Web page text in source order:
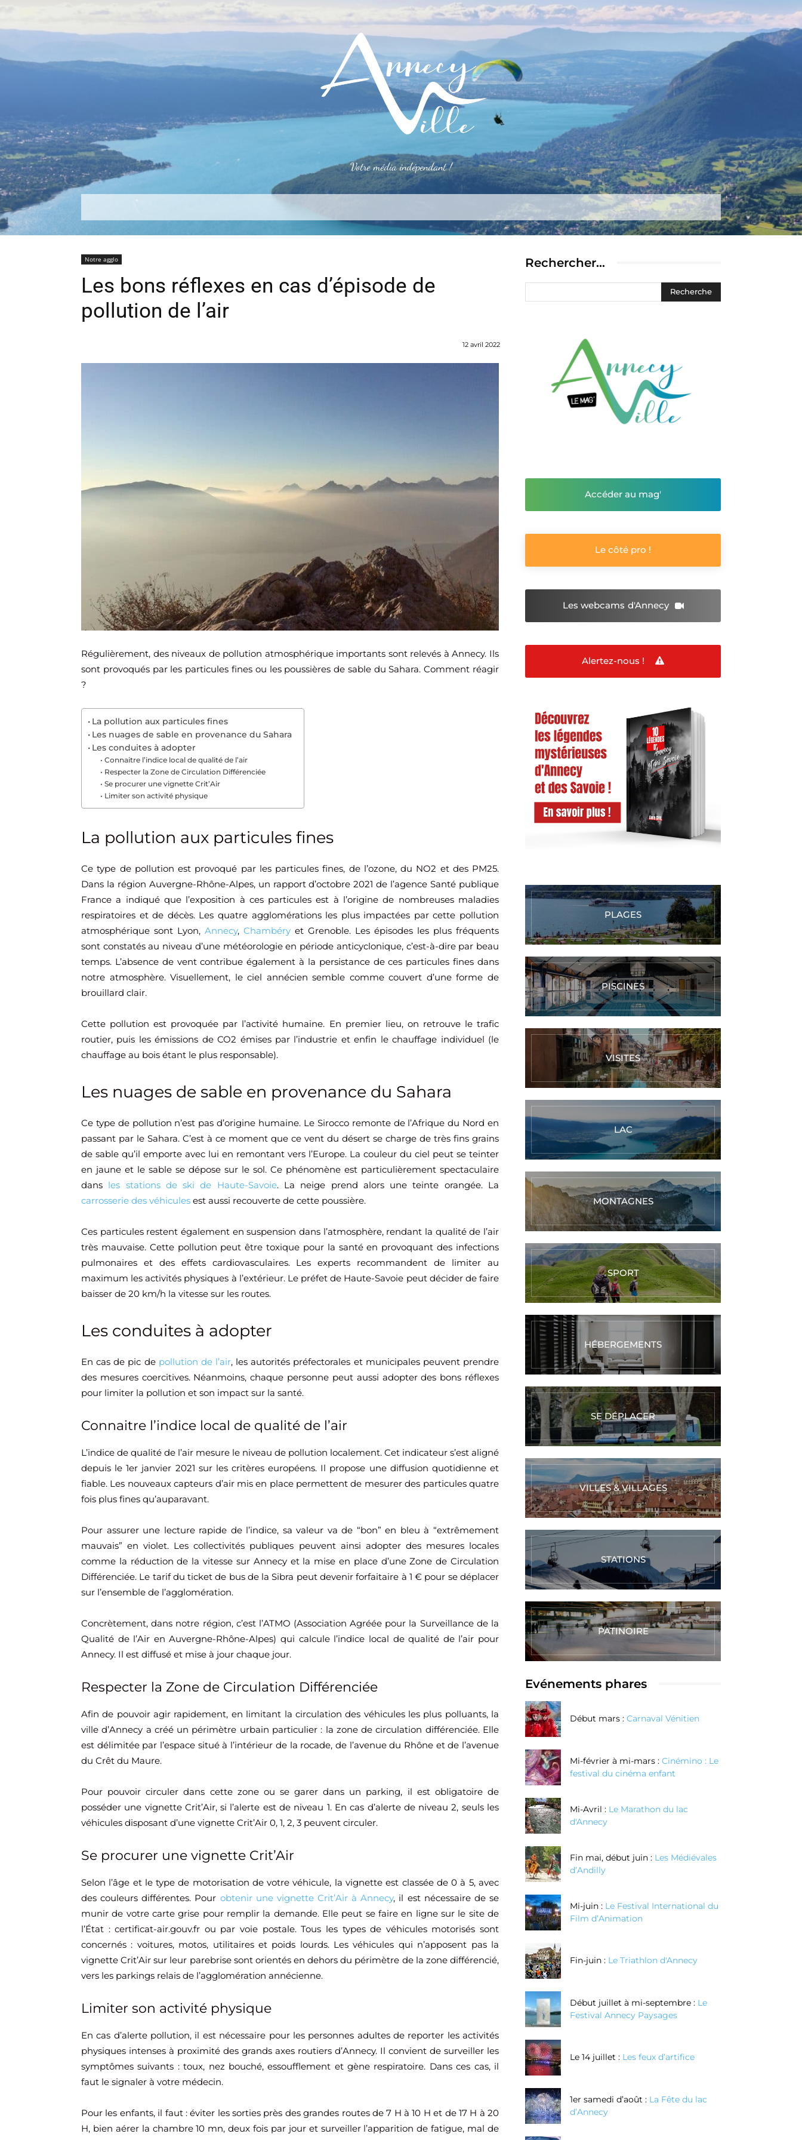
Votre média indépendant !
Alertez-nous Plus
Notre agglo
Les bons réflexes en cas d’épisode de
pollution de l’air
12 avril 2022
Régulièrement, des niveaux de pollution atmosphérique importants sont relevés à Annecy. Ils
sont provoqués par les particules fines ou les poussières de sable du Sahara. Comment réagir
?
La pollution aux particules fines
Les nuages de sable en provenance du Sahara
Les conduites à adopter
Connaitre l’indice local de qualité de l’air
Respecter la Zone de Circulation Différenciée
Se procurer une vignette Crit’Air
Limiter son activité physique
La pollution aux particules fines
Ce type de pollution est provoqué par les particules fines, de l’ozone, du NO2 et des PM25.
Dans la région Auvergne-Rhône-Alpes, un rapport d’octobre 2021 de l’agence Santé publique
France a indiqué que l’exposition à ces particules est à l’origine de nombreuses maladies
respiratoires et de décès. Les quatre agglomérations les plus impactées par cette pollution
atmosphérique sont Lyon, Annecy, Chambéry et Grenoble. Les épisodes les plus fréquents
sont constatés au niveau d’une météorologie en période anticyclonique, c’est-à-dire par beau
temps. L’absence de vent contribue également à la persistance de ces particules fines dans
notre atmosphère. Visuellement, le ciel annécien semble comme couvert d’une forme de
brouillard clair.
Cette pollution est provoquée par l’activité humaine. En premier lieu, on retrouve le trafic
routier, puis les émissions de CO2 émises par l’industrie et enfin le chauffage individuel (le
chauffage au bois étant le plus responsable).
Les nuages de sable en provenance du Sahara
Ce type de pollution n’est pas d’origine humaine. Le Sirocco remonte de l’Afrique du Nord en
passant par le Sahara. C’est à ce moment que ce vent du désert se charge de très fins grains
de sable qu’il emporte avec lui en remontant vers l’Europe. La couleur du ciel peut se teinter
en jaune et le sable se dépose sur le sol. Ce phénomène est particulièrement spectaculaire
dans les stations de ski de Haute-Savoie. La neige prend alors une teinte orangée. La
carrosserie des véhicules est aussi recouverte de cette poussière.
Ces particules restent également en suspension dans l’atmosphère, rendant la qualité de l’air
très mauvaise. Cette pollution peut être toxique pour la santé en provoquant des infections
pulmonaires et des effets cardiovasculaires. Les experts recommandent de limiter au
maximum les activités physiques à l’extérieur. Le préfet de Haute-Savoie peut décider de faire
baisser de 20 km/h la vitesse sur les routes.
Les conduites à adopter
En cas de pic de pollution de l’air, les autorités préfectorales et municipales peuvent prendre
des mesures coercitives. Néanmoins, chaque personne peut aussi adopter des bons réflexes
pour limiter la pollution et son impact sur la santé.
Connaitre l’indice local de qualité de l’air
L’indice de qualité de l’air mesure le niveau de pollution localement. Cet indicateur s’est aligné
depuis le 1er janvier 2021 sur les critères européens. Il propose une diffusion quotidienne et
fiable. Les nouveaux capteurs d’air mis en place permettent de mesurer des particules quatre
fois plus fines qu’auparavant.
Pour assurer une lecture rapide de l’indice, sa valeur va de “bon” en bleu à “extrêmement
mauvais” en violet. Les collectivités publiques peuvent ainsi adopter des mesures locales
comme la réduction de la vitesse sur Annecy et la mise en place d’une Zone de Circulation
Différenciée. Le tarif du ticket de bus de la Sibra peut devenir forfaitaire à 1 € pour se déplacer
sur l’ensemble de l’agglomération.
Concrètement, dans notre région, c’est l’ATMO (Association Agréée pour la Surveillance de la
Qualité de l’Air en Auvergne-Rhône-Alpes) qui calcule l’indice local de qualité de l’air pour
Annecy. Il est diffusé et mise à jour chaque jour.
Respecter la Zone de Circulation Différenciée
Afin de pouvoir agir rapidement, en limitant la circulation des véhicules les plus polluants, la
ville d’Annecy a créé un périmètre urbain particulier : la zone de circulation différenciée. Elle
est délimitée par l’espace situé à l’intérieur de la rocade, de l’avenue du Rhône et de l’avenue
du Crêt du Maure.
Pour pouvoir circuler dans cette zone ou se garer dans un parking, il est obligatoire de
posséder une vignette Crit’Air, si l’alerte est de niveau 1. En cas d’alerte de niveau 2, seuls les
véhicules disposant d’une vignette Crit’Air 0, 1, 2, 3 peuvent circuler.
Se procurer une vignette Crit’Air
Selon l’âge et le type de motorisation de votre véhicule, la vignette est classée de 0 à 5, avec
des couleurs différentes. Pour obtenir une vignette Crit’Air à Annecy, il est nécessaire de se
munir de votre carte grise pour remplir la demande. Elle peut se faire en ligne sur le site de
l’État : certificat-air.gouv.fr ou par voie postale. Tous les types de véhicules motorisés sont
concernés : voitures, motos, utilitaires et poids lourds. Les véhicules qui n’apposent pas la
vignette Crit’Air sur leur parebrise sont orientés en dehors du périmètre de la zone différencié,
vers les parkings relais de l’agglomération annécienne.
Limiter son activité physique
En cas d’alerte pollution, il est nécessaire pour les personnes adultes de reporter les activités
physiques intenses à proximité des grands axes routiers d’Annecy. Il convient de surveiller les
symptômes suivants : toux, nez bouché, essoufflement et gène respiratoire. Dans ces cas, il
faut le signaler à votre médecin.
Pour les enfants, il faut : éviter les sorties près des grandes routes de 7 H à 10 H et de 17 H à 20
H, bien aérer la chambre 10 mn, deux fois par jour et surveiller l’apparition de fatigue, mal de
Rechercher…
Accéder au mag'
Le côté pro !
Les webcams d'Annecy
Alertez-nous !
PLAGES
PISCINES
VISITES
LAC
MONTAGNES
SPORT
HÉBERGEMENTS
SE DÉPLACER
VILLES & VILLAGES
STATIONS
PATINOIRE
Evénements phares
Début mars : Carnaval Vénitien
Mi-février à mi-mars : Cinémino : Le
festival du cinéma enfant
Mi-Avril : Le Marathon du lac
d'Annecy
Fin mai, début juin : Les Médiévales
d’Andilly
Mi-juin : Le Festival International du
Film d’Animation
Fin-juin : Le Triathlon d'Annecy
Début juillet à mi-septembre : Le
Festival Annecy Paysages
Le 14 juillet : Les feux d’artifice
1er samedi d’août : La Fête du lac
d’Annecy